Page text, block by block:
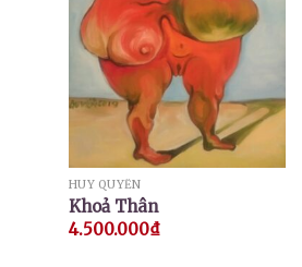
HUY QUYỂN
Khoả Thân
4.500.000₫